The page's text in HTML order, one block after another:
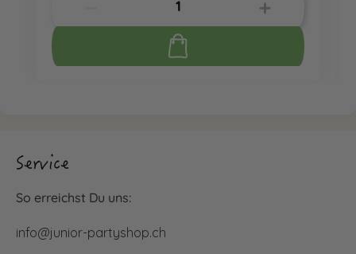
Service
So erreichst Du uns:
info@junior-partyshop.ch